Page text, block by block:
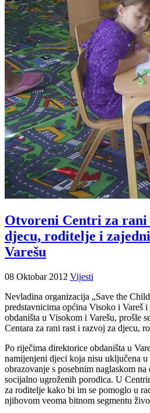
Otvoreni Centri za
djecu, roditelje i
Varešu
08 Oktobar 2012 Vijesti
Nevladina organizacija „Save the
predstavnicima općina Visoko i Vareš
obdaništa u Visokom i Varešu, prošle
Centara za rani rast i razvoj za djecu,
Po riječima direktorice obdaništa u
namijenjeni djeci koja nisu uključena
obrazovanje s posebnim naglaskom
socijalno ugroženih porodica. U
za roditelje kako bi im se pomoglo u
njihovom veoma bitnom segmentu